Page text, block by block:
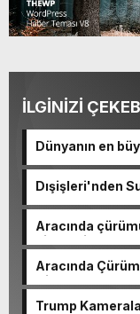
İLGİNİZİ
Dünyanın en
Dışişleri'nden
Aracında
cinayetin
Aracında
Cinayetle
Trump